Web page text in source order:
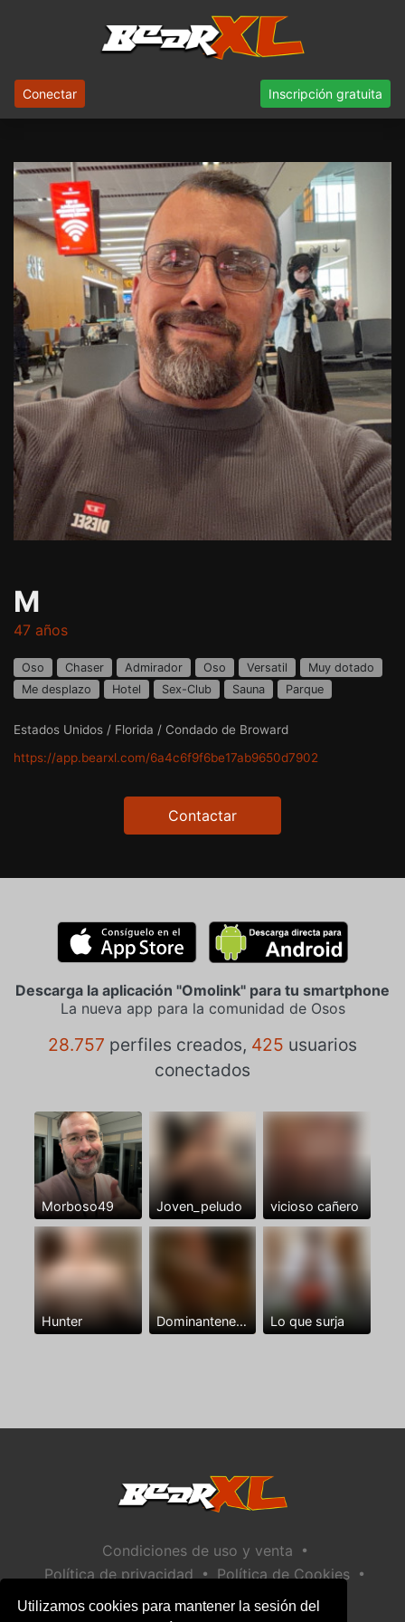
Utilizamos cookies para mantener la sesión del
Conectar Inscripción gratuita
M
47 años
Oso Chaser Admirador Oso Versatil
Muy dotado
Me desplazo
Hotel Sex-Club Sauna Parque
Estados Unidos / Florida / Condado de Broward
https://app.bearxl.com/6a4c6f9f6be17ab9650d7902
Contactar
Descarga la aplicación "Omolink" para tu smartphone
La nueva app para la comunidad de Osos
28.757 perfiles creados, 425 usuarios
conectados
Morboso49 Joven_peludo vicioso cañero
Hunter Dominantenegro ya Lo que surja
Condiciones de uso y venta •
Política de privacidad • Política de Cookies •
Política de seguridad infantil